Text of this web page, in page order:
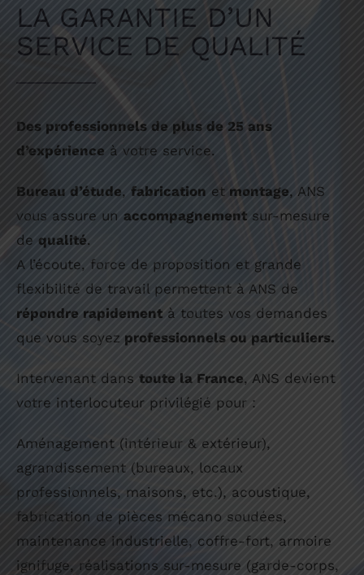
LA GARANTIE D’UN
SERVICE DE QUALITÉ
Des professionnels de plus de 25 ans
d’expérience à votre service.
Bureau d’étude, fabrication et montage, ANS
vous assure un accompagnement sur-mesure
de qualité.
A l’écoute, force de proposition et grande
flexibilité de travail permettent à ANS de
répondre rapidement à toutes vos demandes
que vous soyez professionnels ou particuliers.
Intervenant dans toute la France, ANS devient
votre interlocuteur privilégié pour :
Aménagement (intérieur & extérieur),
agrandissement (bureaux, locaux
professionnels, maisons, etc.), acoustique,
fabrication de pièces mécano soudées,
maintenance industrielle, coffre-fort, armoire
ignifuge, réalisations sur-mesure (garde-corps,